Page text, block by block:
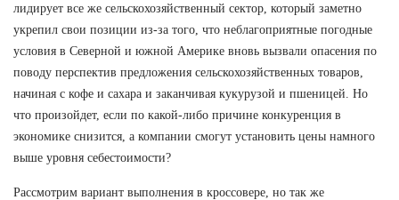
лидирует все же сельскохозяйственный сектор, который заметно
укрепил свои позиции из-за того, что неблагоприятные погодные
условия в Северной и южной Америке вновь вызвали опасения по
поводу перспектив предложения сельскохозяйственных товаров,
начиная с кофе и сахара и заканчивая кукурузой и пшеницей. Но
что произойдет, если по какой-либо причине конкуренция в
экономике снизится, а компании смогут установить цены намного
выше уровня себестоимости?
Рассмотрим вариант выполнения в кроссовере, но так же